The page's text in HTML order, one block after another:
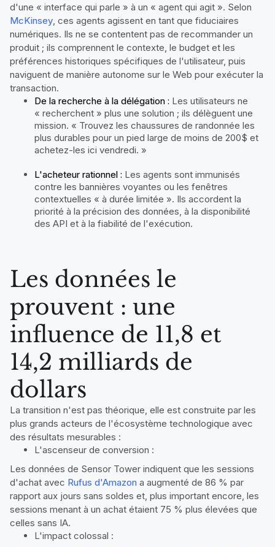
d'une « interface qui parle » à un « agent qui agit ». Selon
McKinsey , ces agents agissent en tant que fiduciaires
numériques. Ils ne se contentent pas de recommander un
produit ; ils comprennent le contexte, le budget et les
préférences historiques spécifiques de l'utilisateur, puis
naviguent de manière autonome sur le Web pour exécuter la
transaction.
De la recherche à la délégation : Les utilisateurs ne
« recherchent » plus une solution ; ils délèguent une
mission. « Trouvez les chaussures de randonnée les
plus durables pour un pied large de moins de 200$ et
achetez-les ici vendredi. »
L'acheteur rationnel : Les agents sont immunisés
contre les bannières voyantes ou les fenêtres
contextuelles « à durée limitée ». Ils accordent la
priorité à la précision des données, à la disponibilité
des API et à la fiabilité de l'exécution.
Les données le
prouvent : une
influence de 11,8 et
14,2 milliards de
dollars
La transition n'est pas théorique, elle est construite par les
plus grands acteurs de l'écosystème technologique avec
des résultats mesurables :
L'ascenseur de conversion :
Les données de Sensor Tower indiquent que les sessions
d'achat avec Rufus d'Amazon a augmenté de 86 % par
rapport aux jours sans soldes et, plus important encore, les
sessions menant à un achat étaient 75 % plus élevées que
celles sans IA.
L'impact colossal :